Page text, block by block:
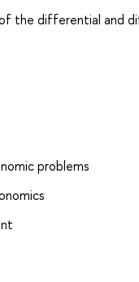
the differential and
problems